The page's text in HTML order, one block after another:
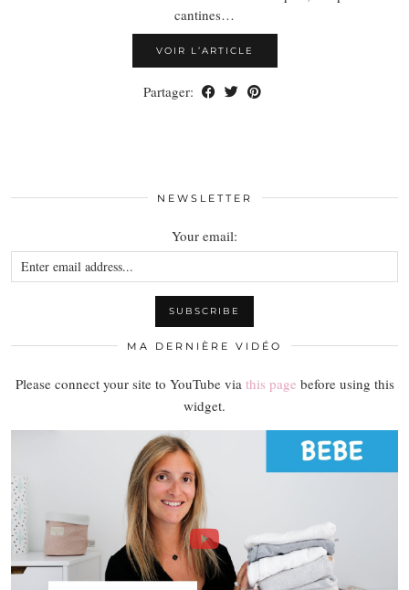
cantines…
VOIR L’ARTICLE
Partager:
NEWSLETTER
Your email:
MA DERNIÈRE VIDÉO
Please connect your site to YouTube via this page before using this
widget.